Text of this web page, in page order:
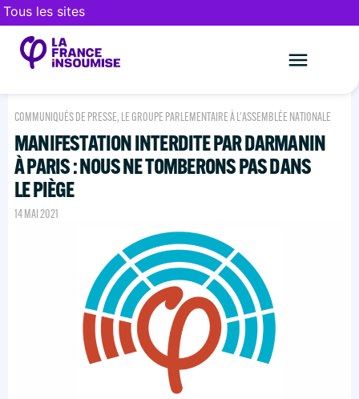
Tous les sites
COMMUNIQUÉS DE PRESSE, LE GROUPE PARLEMENTAIRE À L'ASSEMBLÉE NATIONALE
MANIFESTATION INTERDITE PAR DARMANIN
À PARIS : NOUS NE TOMBERONS PAS DANS
LE PIÈGE
14 MAI 2021